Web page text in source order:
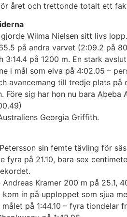
året och trettonde totalt ett
Wilma Nielsen sitt livs
på andra varvet (2:09.2 på
3:14.4 på 1200 m. En stark
i mål som elva på 4:02.05 –
avancemang till tredje plats på
Före sig har hon nu bara Abeba
Georgia Griffith.
sin femte tävling för
fyra på 21.10, bara sex
Kramer 200 m på 25.1,
kom in på upploppet som sjua
på 1:44.10 – fyra tiondelar